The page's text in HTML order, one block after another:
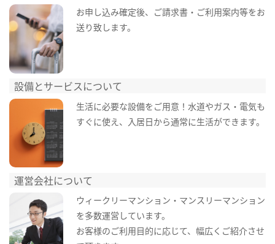
お申し込み確定後、ご請求書・ご利用案内等をお
送り致します。
設備とサービスについて
生活に必要な設備をご用意！水道やガス・電気も
すぐに使え、入居日から通常に生活ができます。
運営会社について
ウィークリーマンション・マンスリーマンション
を多数運営しています。
お客様のご利用目的に応じて、幅広くご紹介させ